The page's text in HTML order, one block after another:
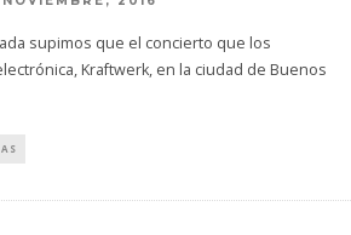
supimos que el concierto que los
Kraftwerk, en la ciudad de Buenos